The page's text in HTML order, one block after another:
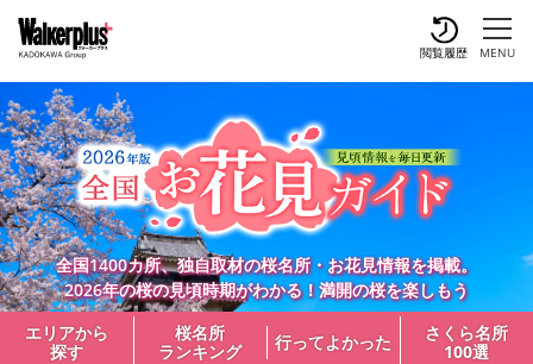
MENU
閲覧履歴
全国1400カ所、独自取材の桜名所・お花見情報を掲載。
2026年の桜の見頃時期がわかる！満開の桜を楽しもう
エリアから
探す
桜名所
ランキング
行ってよかった
さくら名所
100選